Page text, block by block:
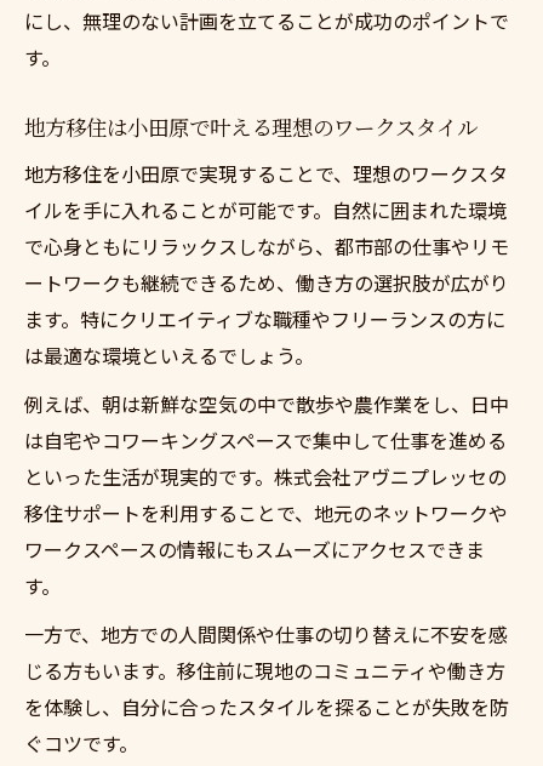
にし、無理のない計画を立てることが成功のポイントで
す。
地方移住は小田原で叶える理想のワークスタイル
地方移住を小田原で実現することで、理想のワークスタ
イルを手に入れることが可能です。自然に囲まれた環境
で心身ともにリラックスしながら、都市部の仕事やリモ
ートワークも継続できるため、働き方の選択肢が広がり
ます。特にクリエイティブな職種やフリーランスの方に
は最適な環境といえるでしょう。
例えば、朝は新鮮な空気の中で散歩や農作業をし、日中
は自宅やコワーキングスペースで集中して仕事を進める
といった生活が現実的です。株式会社アヴニプレッセの
移住サポートを利用することで、地元のネットワークや
ワークスペースの情報にもスムーズにアクセスできま
す。
一方で、地方での人間関係や仕事の切り替えに不安を感
じる方もいます。移住前に現地のコミュニティや働き方
を体験し、自分に合ったスタイルを探ることが失敗を防
ぐコツです。